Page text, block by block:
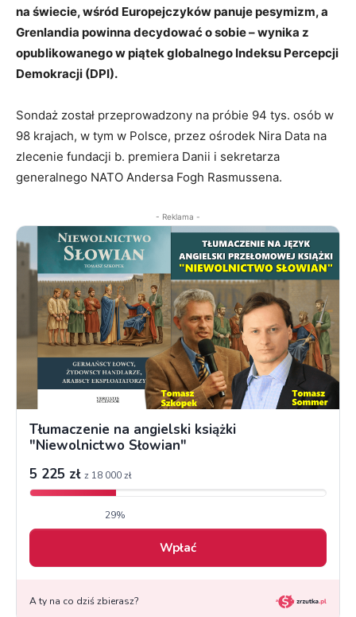
na świecie, wśród Europejczyków panuje pesymizm, a
Grenlandia powinna decydować o sobie – wynika z
opublikowanego w piątek globalnego Indeksu Percepcji
Demokracji (DPI).
Sondaż został przeprowadzony na próbie 94 tys. osób w
98 krajach, w tym w Polsce, przez ośrodek Nira Data na
zlecenie fundacji b. premiera Danii i sekretarza
generalnego NATO Andersa Fogh Rasmussena.
- Reklama -